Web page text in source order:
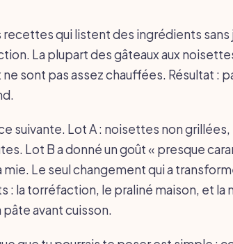
recettes qui listent des ingrédients
La plupart des gâteaux aux
sont pas assez chauffées. Résultat :
suivante. Lot A : noisettes non
Lot B a donné un goût « presque
mie. Le seul changement qui a
: la torréfaction, le praliné maison, et la
avant cuisson.